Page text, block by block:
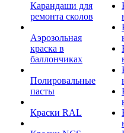
Карандаши для
ремонта сколов
Аэрозольная
краска в
баллончиках
Полировальные
пасты
Краски RAL